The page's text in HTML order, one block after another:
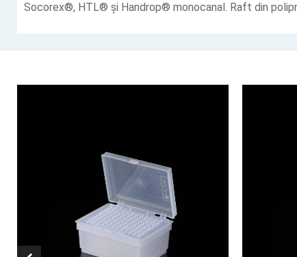
Socorex®, HTL® și Handrop® monocanal. Raft din